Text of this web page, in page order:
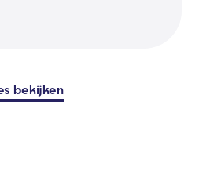
bekijken